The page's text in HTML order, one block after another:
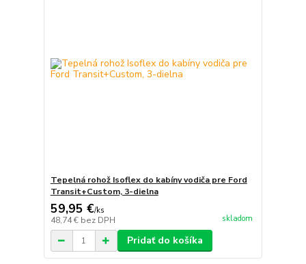
Tepelná rohož Isoflex do kabíny vodiča pre Ford
Transit+Custom, 3-dielna
59,95 €/ks
48,74 € bez DPH skladom
Pridať do košíka